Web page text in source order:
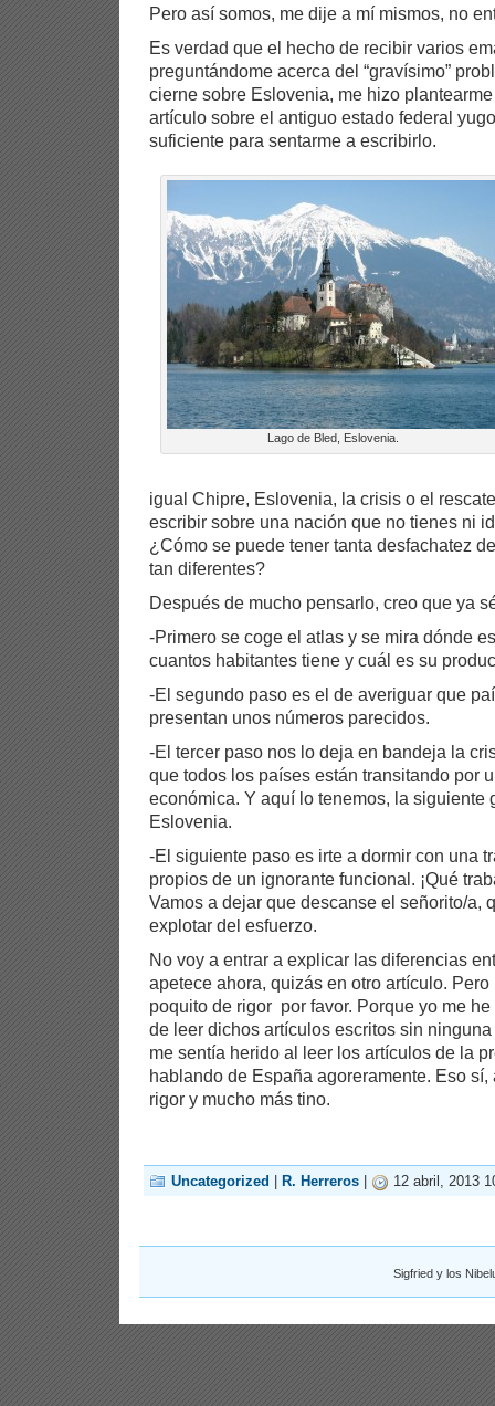
Pero así somos, me dije a mí mismos, no
Es verdad que el hecho de recibir varios
preguntándome acerca del “gravísimo”
cierne sobre Eslovenia, me hizo
artículo sobre el antiguo estado federal
suficiente para sentarme a escribirlo.
Lago de Bled, Eslovenia.
igual Chipre, Eslovenia, la crisis o el
escribir sobre una nación que no tienes ni
¿Cómo se puede tener tanta desfachatez
tan diferentes?
Después de mucho pensarlo, creo que ya
-Primero se coge el atlas y se mira dónde
cuantos habitantes tiene y cuál es su
-El segundo paso es el de averiguar que
presentan unos números parecidos.
-El tercer paso nos lo deja en bandeja la
que todos los países están transitando por
económica. Y aquí lo tenemos, la siguiente
Eslovenia.
-El siguiente paso es irte a dormir con una
propios de un ignorante funcional. ¡Qué
Vamos a dejar que descanse el señorito/a,
explotar del esfuerzo.
No voy a entrar a explicar las diferencias
apetece ahora, quizás en otro artículo.
poquito de rigor por favor. Porque yo me
de leer dichos artículos escritos sin
me sentía herido al leer los artículos de la
hablando de España agoreramente. Eso
rigor y mucho más tino.
Uncategorized R. Herreros 12 abril, 2013
Sigfried y los